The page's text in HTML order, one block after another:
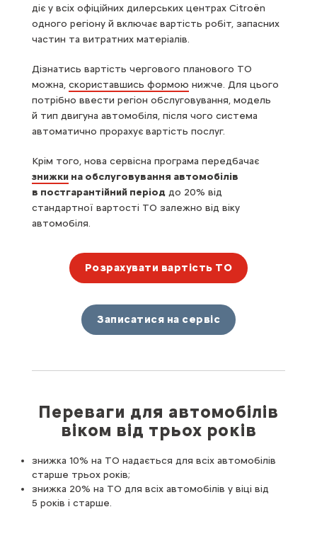
діє у всіх офіційних дилерських центрах Citroën
одного регіону й включає вартість робіт, запасних
частин та витратних матеріалів.
Дізнатись вартість чергового планового ТО
можна, скориставшись формою нижче. Для цього
потрібно ввести регіон обслуговування, модель
й тип двигуна автомобіля, після чого система
автоматично прорахує вартість послуг.
Крім того, нова сервісна програма передбачає
знижки на обслуговування автомобілів
в постгарантійний період до 20% від
стандартної вартості ТО залежно від віку
автомобіля.
Розрахувати вартість ТО
Записатися на сервіс
Переваги для автомобілів
віком від трьох років
знижка 10% на ТО надається для всіх автомобілів
старше трьох років;
знижка 20% на ТО для всіх автомобілів у віці від
5 років і старше.